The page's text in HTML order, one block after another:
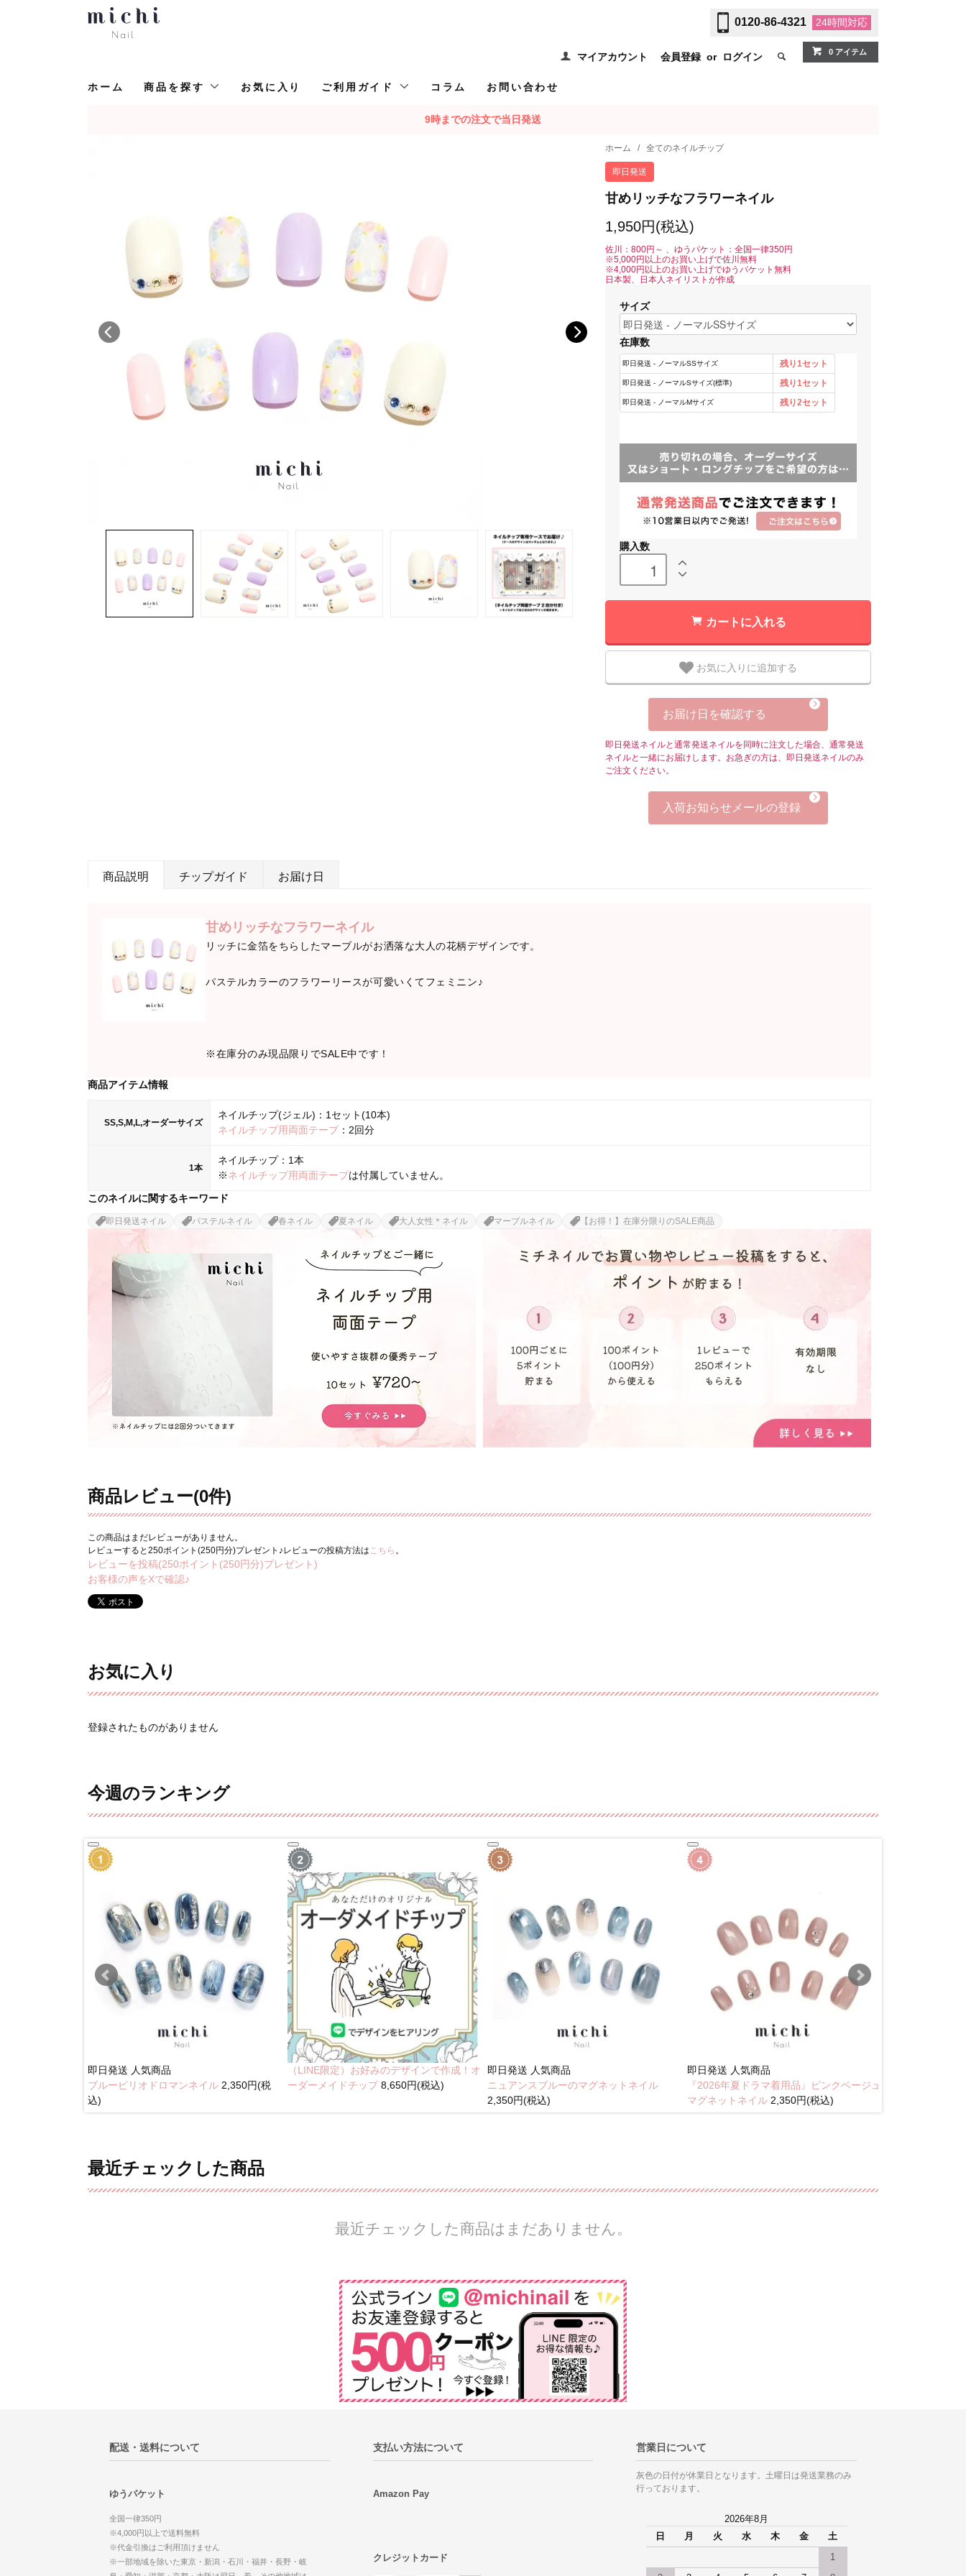
0120-86-4321 24時間対応
マイアカウント 会員登録 or ログイン 0 アイテム
ホーム 商品を探す お気に入り ご利用ガイド コラム お問い合わせ
9時までの注文で当日発送
ホーム / 全てのネイルチップ
即日発送
甘めリッチなフラワーネイル
1,950円(税込)
佐川：800円～ 、ゆうパケット：全国一律350円
※5,000円以上のお買い上げで佐川無料
※4,000円以上のお買い上げでゆうパケット無料
日本製、日本人ネイリストが作成
サイズ
在庫数
購入数
カートに入れる
お気に入りに追加する
お届け日を確認する
即日発送ネイルと通常発送ネイルを同時に注文した場合、通常発送
ネイルと一緒にお届けします。お急ぎの方は、即日発送ネイルのみ
ご注文ください。
入荷お知らせメールの登録
商品説明 チップガイド お届け日
甘めリッチなフラワーネイル
リッチに金箔をちらしたマーブルがお洒落な大人の花柄デザインです。
パステルカラーのフラワーリースが可愛いくてフェミニン♪
※在庫分のみ現品限りでSALE中です！
商品アイテム情報
SS,S,M,L,オーダーサイズ
ネイルチップ(ジェル)：1セット(10本)
ネイルチップ用両面テープ：2回分
1本
ネイルチップ：1本
※ネイルチップ用両面テープは付属していません。
このネイルに関するキーワード
即日発送ネイル パステルネイル 春ネイル 夏ネイル 大人女性＊ネイル マーブルネイル 【お得！】在庫分限りのSALE商品
商品レビュー(0件)
この商品はまだレビューがありません。
レビューすると250ポイント(250円分)プレゼント♪レビューの投稿方法は こちら 。
レビューを投稿(250ポイント(250円分)プレゼント)
お客様の声をXで確認♪
お気に入り
登録されたものがありません
今週のランキング
即日発送 人気商品
ブルーピリオドロマンネイル 2,350円(税
込)
（LINE限定）お好みのデザインで作成！オ
ーダーメイドチップ8,650円(税込)
即日発送 人気商品
ニュアンスブルーのマグネットネイル
2,350円(税込)
即日発送 人気商品
『2026年夏ドラマ着用品』ピンクベージュ
マグネットネイル2,350円(税込)
最近チェックした商品
最近チェックした商品はまだありません。
配送・送料について
ゆうパケット
全国一律350円
※4,000円以上で送料無料
※代金引換はご利用頂けません
※一部地域を除いた東京・新潟・石川・福井・長野・岐
支払い方法について
Amazon Pay
クレジットカード
営業日について
灰色の日付が休業日となります。土曜日は発送業務のみ
行っております。
2026年8月
日
月 火 水 木 金 土
1